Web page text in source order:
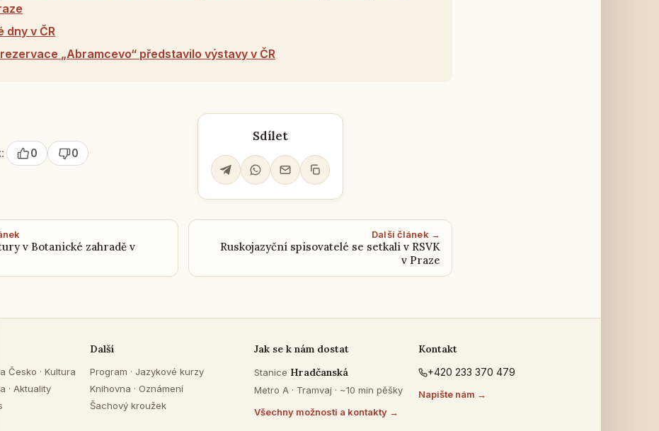
dny v ČR
„Abramcevo“ představilo výstavy v ČR
0 0
Sdílet
v Botanické zahradě v
Další článek →
Ruskojazyční spisovatelé se setkali v RSVK
v Praze
a Česko · Kultura
· Aktuality
Další
Program · Jazykové kurzy
Knihovna · Oznámení
Šachový kroužek
Jak se k nám dostat
Stanice Hradčanská
Metro A · Tramvaj · ~10 min pěšky
Všechny možnosti a kontakty →
Kontakt
+420 233 370 479
Napište nám →